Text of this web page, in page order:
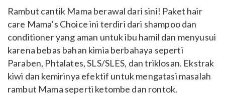
Rambut cantik Mama berawal dari sini! Paket hair
care Mama’s Choice ini terdiri dari shampoo dan
conditioner yang aman untuk ibu hamil dan menyusui
karena bebas bahan kimia berbahaya seperti
Paraben, Phtalates, SLS/SLES, dan triklosan. Ekstrak
kiwi dan kemirinya efektif untuk mengatasi masalah
rambut Mama seperti ketombe dan rontok.